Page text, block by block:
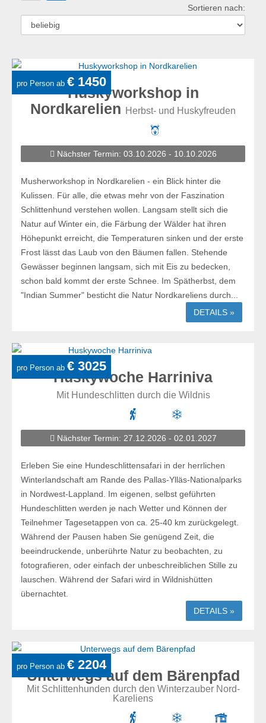
Sortieren nach:
nach
pro Person ab € 1450
Huskyworkshop in
Nordkarelien Herbst- und Huskyfreuden
Nächster Termin: 03.10.2026 - 10.10.2026
Musherworkshop in Nordkarelien - ein Blick hinter die
Kulissen. Für alle, die etwas mehr von der Faszination
Schlittenhund verstehen wollen. Langsam stellt sich die
Natur auf Winter ein, die Färbung der Wälder hat ihren
Höhepunkt erreicht, die Temperaturen sinken und der erste
Frost lässt das Laub von den Bäumen fallen. Stehende
Gewässer beginnen langsam, sich mit Eis zu bedecken,
schon bald kommt der erste Schnee. Im Spätherbst, dem
"Indian Summer" besticht die Natur Nordkareliens durch...
DETAILS »
pro Person ab € 3025
Huskywoche Harriniva
Mit Hundeschlitten durch die Wildnis
Nächster Termin: 27.12.2026 - 02.01.2027
Erleben Sie eine Hundeschlittensafari in der herrlichen
Winterlandschaft am Rande des Pallas-Ylläs-Nationalparks
in Nordwest-Lappland. Im eigenen, selbst geführten
Hundeschlitten werden je nach Wetter und Können der
Teilnehmer Tagesetappen von ca. 25-40 km zurückgelegt.
Während der Pausen haben Sie genügend Zeit, die
beeindruckende, unberührte Natur zu beobachten, zu
fotografieren, oder einfach der unbeschreiblichen Stille zu
lauschen. Während der Safari wird in Wildnishütten
übernachtet.
DETAILS »
pro Person ab € 2204
Unterwegs auf dem Bärenpfad
Mit Schlittenhunden durch den Winterzauber Nord-
Kareliens